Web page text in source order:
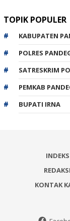
TOPIK POPULER
KABUPATEN
POLRES
SATRESKRIM
PEMKAB
BUPATI IRNA
INDEKS
REDAKSI
KONTAK